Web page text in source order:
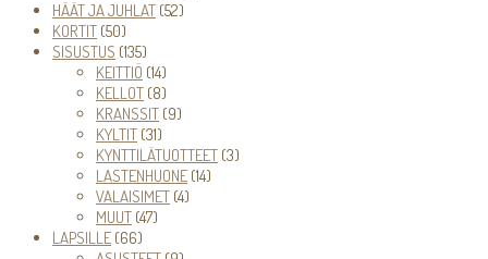
HÄÄT JA JUHLAT 5252
KORTIT 5050
tuotetta
SISUSTUS 135135
tuotetta
KEITTIÖ 1414
tuotetta
KELLOT 88
tuotetta
KRANSSIT 99
KYLTIT 3131
tuotetta
KYNTTILÄTUOTTEET 33
LASTENHUONE 1414
VALAISIMET 44
MUUT 4747
LAPSILLE 6666